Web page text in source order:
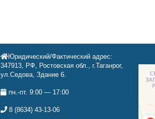
Юридический/Фактический адрес:
347913, РФ, Ростовская обл., г.Таганрог,
ул.Седова, Здание 6.
пн.-пт. 9:00 — 17:00
8 (8634) 43-13-06